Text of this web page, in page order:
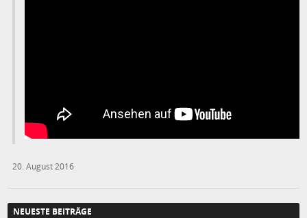
20. August 2016
NEUESTE BEITRÄGE